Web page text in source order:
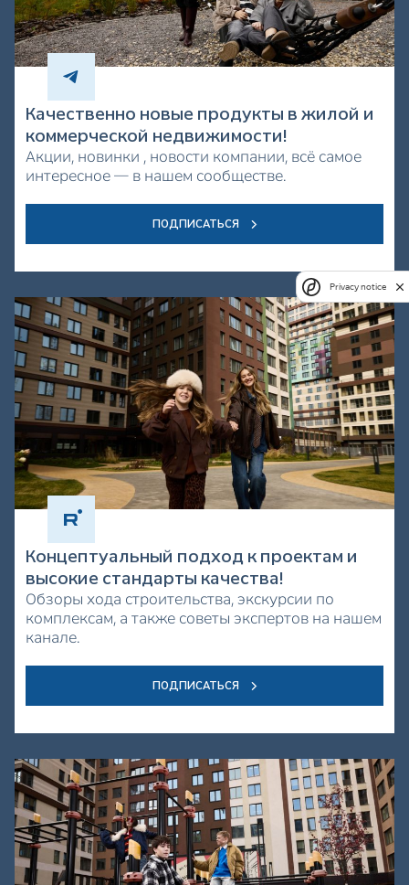
Качественно новые продукты в жилой и
коммерческой недвижимости!
Акции, новинки , новости компании, всё самое
интересное — в нашем сообществе.
ПОДПИСАТЬСЯ
Концептуальный подход к проектам и
высокие стандарты качества!
Обзоры хода строительства, экскурсии по
комплексам, а также советы экспертов на нашем
канале.
ПОДПИСАТЬСЯ
Privacy notice